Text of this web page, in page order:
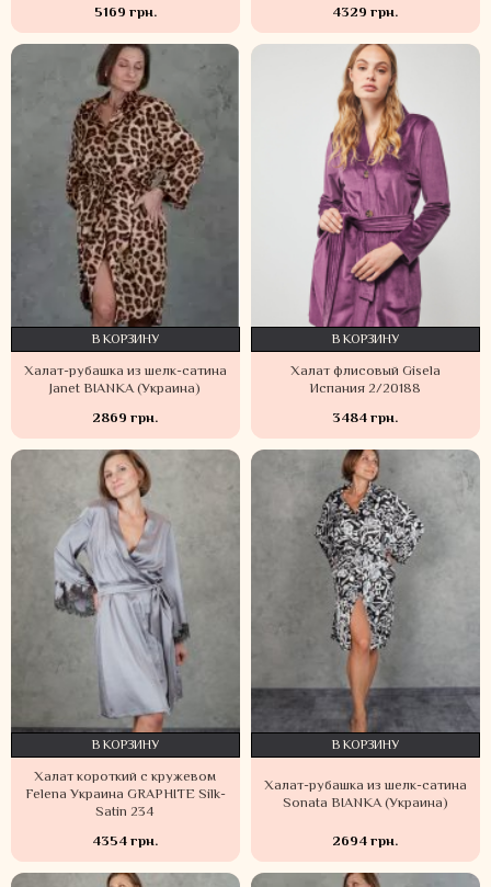
5169 грн.
4329 грн.
Халат-рубашка из шелк-сатина
Janet BIANKA (Украина)
2869 грн.
В КОРЗИНУ
Халат флисовый Gisela
Испания 2/20188
3484 грн.
В КОРЗИНУ
Халат короткий с кружевом
Felena Украина GRAPHITE Silk-
Satin 234
4354 грн.
В КОРЗИНУ
Халат-рубашка из шелк-сатина
Sonata BIANKA (Украина)
2694 грн.
В КОРЗИНУ